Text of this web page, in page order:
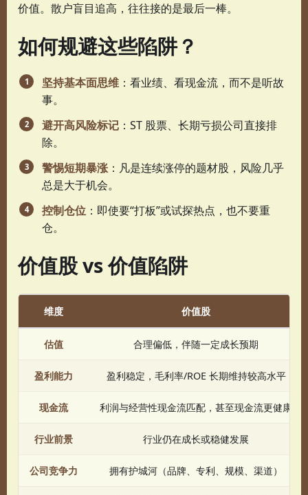
价值。散户盲目追高，往往接的是最后一棒。
如何规避这些陷阱？
坚持基本面思维 ：看业绩、看现金流，而不是听故
事。
避开高风险标记 ：ST 股票、长期亏损公司直接排
除。
警惕短期暴涨 ：凡是连续涨停的题材股，风险几乎
总是大于机会。
控制仓位 ：即使要“打板”或试探热点，也不要重
仓。
价值股 vs 价值陷阱
维度 价值股
估值 合理偏低，伴随一定成长预期
盈利能力 盈利稳定，毛利率/ROE 长期维持较高水平
现金流 利润与经营性现金流匹配，甚至现金流更健康
行业前景 行业仍在成长或稳健发展
公司竞争力 拥有护城河（品牌、专利、规模、渠道）